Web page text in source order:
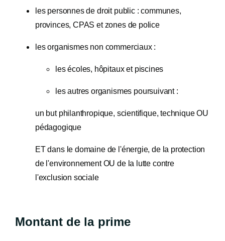
les personnes de droit public : communes,
provinces, CPAS et zones de police
les organismes non commerciaux :
les écoles, hôpitaux et piscines
les autres organismes poursuivant :
un but philanthropique, scientifique, technique OU
pédagogique
ET dans le domaine de l'énergie, de la protection
de l'environnement OU de la lutte contre
l'exclusion sociale
Montant de la prime